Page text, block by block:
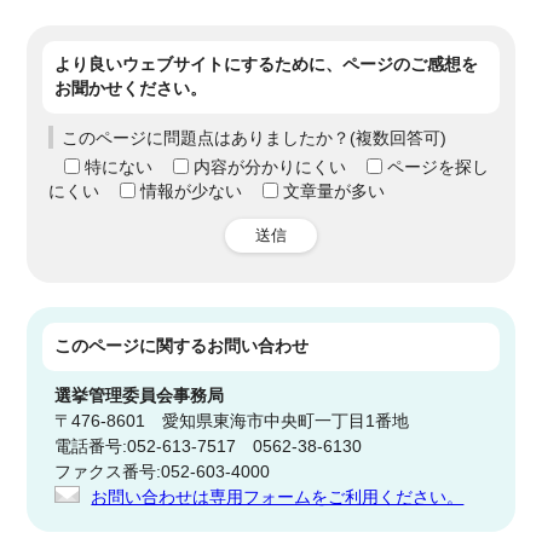
より良いウェブサイトにするために、ページのご感想を
お聞かせください。
このページに問題点はありましたか？(複数回答可)
特にない
内容が分かりにくい
ページを探し
にくい
情報が少ない 文章量が多い
送信
このページに関するお問い合わせ
選挙管理委員会事務局
〒476-8601 愛知県東海市中央町一丁目1番地
電話番号:052-613-7517 0562-38-6130
ファクス番号:052-603-4000
お問い合わせは専用フォームをご利用ください。